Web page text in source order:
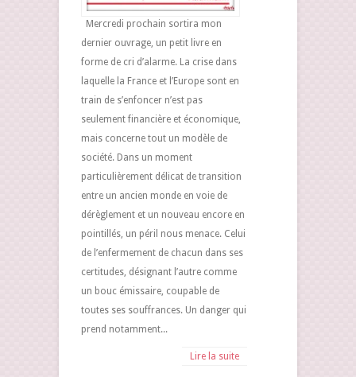
Mercredi prochain sortira mon
dernier ouvrage, un petit livre en
forme de cri d’alarme. La crise dans
laquelle la France et l’Europe sont en
train de s’enfoncer n’est pas
seulement financière et économique,
mais concerne tout un modèle de
société. Dans un moment
particulièrement délicat de transition
entre un ancien monde en voie de
dérèglement et un nouveau encore en
pointillés, un péril nous menace. Celui
de l’enfermement de chacun dans ses
certitudes, désignant l’autre comme
un bouc émissaire, coupable de
toutes ses souffrances. Un danger qui
prend notamment...
Lire la suite